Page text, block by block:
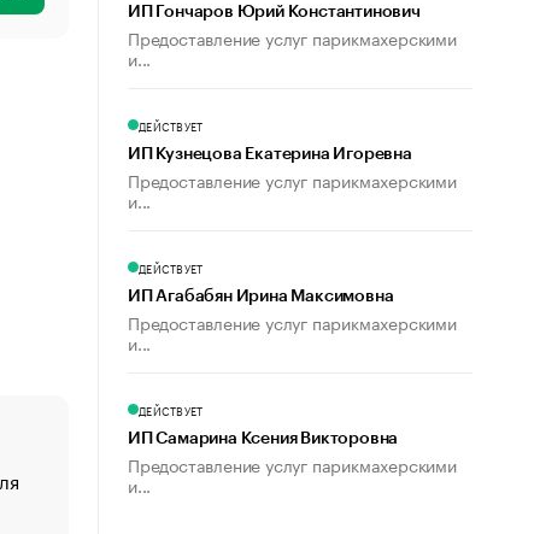
«От спорта тело стареет иначе». Как живет глава
создавшей GTA
ИП Гончаров Юрий Константинович
Предоставление услуг парикмахерскими
и...
ДЕЙСТВУЕТ
ИП Кузнецова Екатерина Игоревна
Предоставление услуг парикмахерскими
и...
ДЕЙСТВУЕТ
ИП Агабабян Ирина Максимовна
Предоставление услуг парикмахерскими
и...
ДЕЙСТВУЕТ
ИП Самарина Ксения Викторовна
Предоставление услуг парикмахерскими
и...